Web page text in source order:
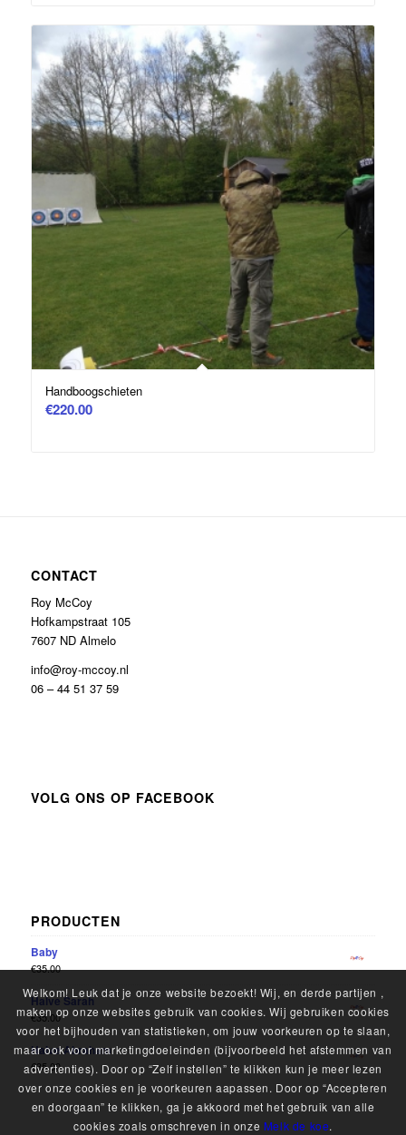
Handboogschieten
€220.00
CONTACT
Roy McCoy
Hofkampstraat 105
7607 ND Almelo
info@roy-mccoy.nl
06 – 44 51 37 59
VOLG ONS OP FACEBOOK
PRODUCTEN
Baby
€35.00
Halve Sarah
€35.00
Halve Abraham
€35.00
Welkom! Leuk dat je onze website bezoekt! Wij, en derde partijen ,
maken op onze websites gebruik van cookies. Wij gebruiken cookies
voor het bijhouden van statistieken, om jouw voorkeuren op te slaan,
maar ook voor marketingdoeleinden (bijvoorbeeld het afstemmen van
advertenties). Door op “Zelf instellen” te klikken kun je meer lezen
over onze cookies en je voorkeuren aapassen. Door op “Accepteren
en doorgaan” te klikken, ga je akkoord met het gebruik van alle
cookies zoals omschreven in onze Melk de koe.